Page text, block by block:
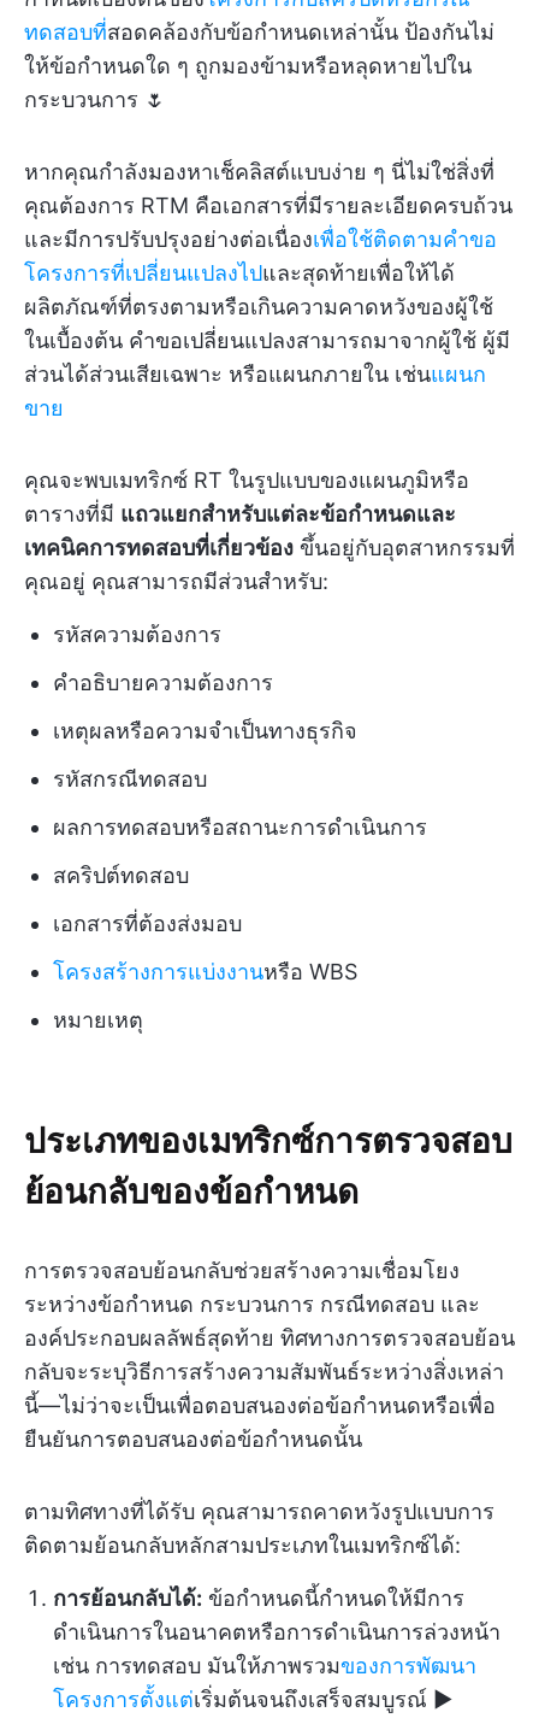
ทดสอบที่สอดคล้องกับข้อกำหนดเหล่านั้น ป้องกันไม่
ให้ข้อกำหนดใด ๆ ถูกมองข้ามหรือหลุดหายไปใน
กระบวนการ 🌷
หากคุณกำลังมองหาเช็คลิสต์แบบง่าย ๆ นี่ไม่ใช่สิ่งที่
คุณต้องการ RTM คือเอกสารที่มีรายละเอียดครบถ้วน
และมีการปรับปรุงอย่างต่อเนื่องเพื่อใช้ติดตามคำขอ
โครงการที่เปลี่ยนแปลงไปและสุดท้ายเพื่อให้ได้
ผลิตภัณฑ์ที่ตรงตามหรือเกินความคาดหวังของผู้ใช้
ในเบื้องต้น คำขอเปลี่ยนแปลงสามารถมาจากผู้ใช้ ผู้มี
ส่วนได้ส่วนเสียเฉพาะ หรือแผนกภายใน เช่นแผนก
ขาย
คุณจะพบเมทริกซ์ RT ในรูปแบบของแผนภูมิหรือ
ตารางที่มี แถวแยกสำหรับแต่ละข้อกำหนดและ
เทคนิคการทดสอบที่เกี่ยวข้อง ขึ้นอยู่กับอุตสาหกรรมที่
คุณอยู่ คุณสามารถมีส่วนสำหรับ:
รหัสความต้องการ
คำอธิบายความต้องการ
เหตุผลหรือความจำเป็นทางธุรกิจ
รหัสกรณีทดสอบ
ผลการทดสอบหรือสถานะการดำเนินการ
สคริปต์ทดสอบ
เอกสารที่ต้องส่งมอบ
โครงสร้างการแบ่งงานหรือ WBS
หมายเหตุ
ประเภทของเมทริกซ์การตรวจสอบ
ย้อนกลับของข้อกำหนด
การตรวจสอบย้อนกลับช่วยสร้างความเชื่อมโยง
ระหว่างข้อกำหนด กระบวนการ กรณีทดสอบ และ
องค์ประกอบผลลัพธ์สุดท้าย ทิศทางการตรวจสอบย้อน
กลับจะระบุวิธีการสร้างความสัมพันธ์ระหว่างสิ่งเหล่า
นี้—ไม่ว่าจะเป็นเพื่อตอบสนองต่อข้อกำหนดหรือเพื่อ
ยืนยันการตอบสนองต่อข้อกำหนดนั้น
ตามทิศทางที่ได้รับ คุณสามารถคาดหวังรูปแบบการ
ติดตามย้อนกลับหลักสามประเภทในเมทริกซ์ได้:
การย้อนกลับได้: ข้อกำหนดนี้กำหนดให้มีการ
ดำเนินการในอนาคตหรือการดำเนินการล่วงหน้า
เช่น การทดสอบ มันให้ภาพรวมของการพัฒนา
โครงการตั้งแต่เริ่มต้นจนถึงเสร็จสมบูรณ์ ▶️